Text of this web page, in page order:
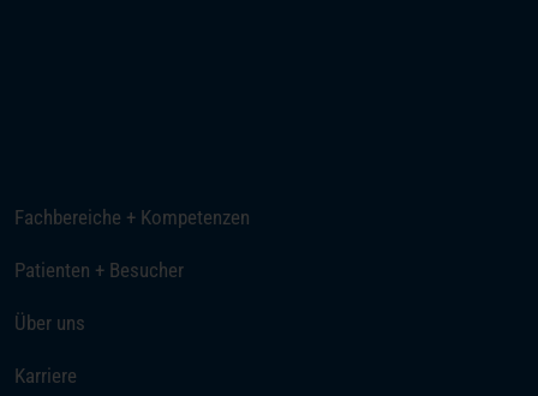
Fachbereiche + Kompetenzen
Patienten + Besucher
Über uns
Karriere